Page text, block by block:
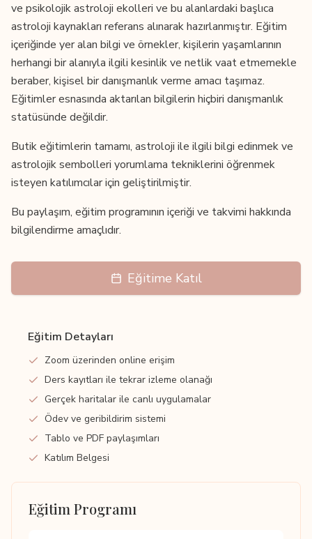
ve psikolojik astroloji ekolleri ve bu alanlardaki başlıca
astroloji kaynakları referans alınarak hazırlanmıştır. Eğitim
içeriğinde yer alan bilgi ve örnekler, kişilerin yaşamlarının
herhangi bir alanıyla ilgili kesinlik ve netlik vaat etmemekle
beraber, kişisel bir danışmanlık verme amacı taşımaz.
Eğitimler esnasında aktarılan bilgilerin hiçbiri danışmanlık
statüsünde değildir.
Butik eğitimlerin tamamı, astroloji ile ilgili bilgi edinmek ve
astrolojik sembolleri yorumlama tekniklerini öğrenmek
isteyen katılımcılar için geliştirilmiştir.
Bu paylaşım, eğitim programının içeriği ve takvimi hakkında
bilgilendirme amaçlıdır.
Eğitime Katıl
Eğitim Detayları
Zoom üzerinden online erişim
Ders kayıtları ile tekrar izleme olanağı
Gerçek haritalar ile canlı uygulamalar
Ödev ve geribildirim sistemi
Tablo ve PDF paylaşımları
Katılım Belgesi
Eğitim Programı